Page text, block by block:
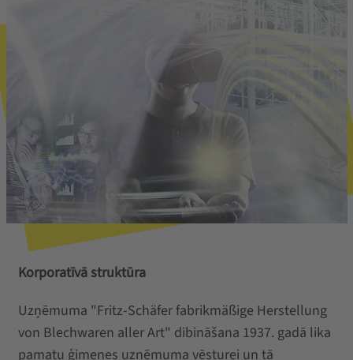
Korporatīvā struktūra
Uzņēmuma "Fritz-Schäfer fabrikmäßige Herstellung
von Blechwaren aller Art" dibināšana 1937. gadā lika
pamatu ģimenes uzņēmuma vēsturei un tā